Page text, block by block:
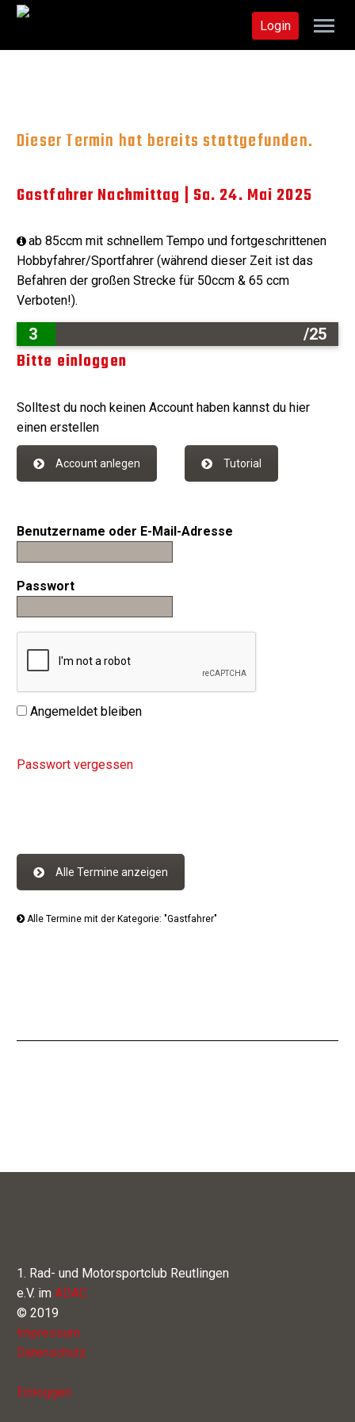
Login
Dieser Termin hat bereits stattgefunden.
Gastfahrer Nachmittag | Sa. 24. Mai 2025
ab 85ccm mit schnellem Tempo und fortgeschrittenen
Hobbyfahrer/Sportfahrer (während dieser Zeit ist das
Befahren der großen Strecke für 50ccm & 65 ccm
Verboten!).
3 /25
Bitte einloggen
Solltest du noch keinen Account haben kannst du hier
einen erstellen
Account anlegen Tutorial
Benutzername oder E-Mail-Adresse
Passwort
Angemeldet bleiben
Passwort vergessen
Alle Termine anzeigen
Alle Termine mit der Kategorie: "Gastfahrer"
1. Rad- und Motorsportclub Reutlingen
e.V. im ADAC
© 2019
Impressum
Datenschutz
Einloggen